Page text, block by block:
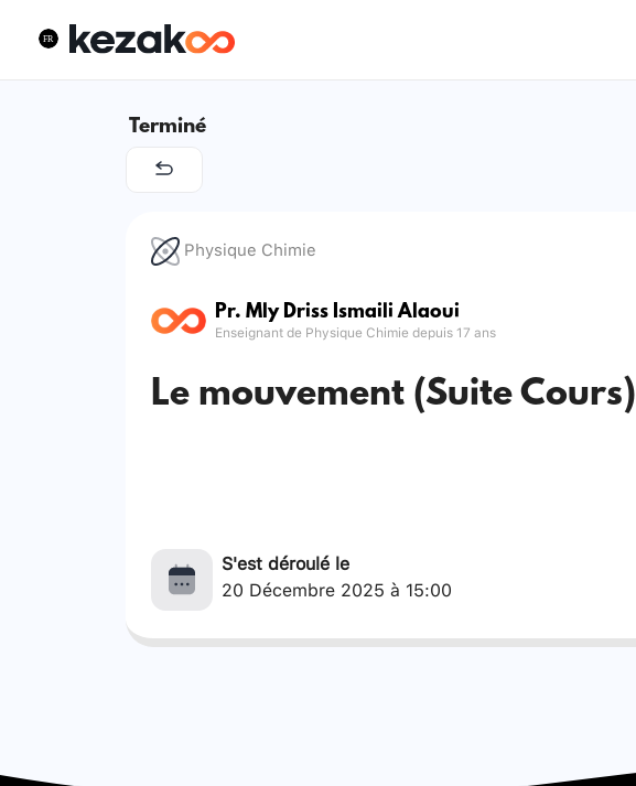
Terminé
Physique Chimie
Pr. Mly Driss Ismaili Alaoui
Enseignant de Physique Chimie depuis 17 ans
Le mouvement (Suite Cours)
S'est déroulé le
20 Décembre 2025 à 15:00